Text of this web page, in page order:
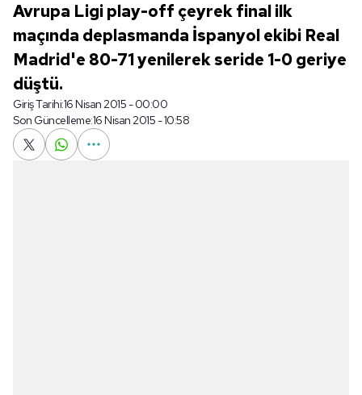
Avrupa Ligi play-off çeyrek final ilk
maçında deplasmanda İspanyol ekibi Real
Madrid'e 80-71 yenilerek seride 1-0 geriye
düştü.
Giriş Tarihi:16 Nisan 2015 - 00:00
Son Güncelleme:16 Nisan 2015 - 10:58